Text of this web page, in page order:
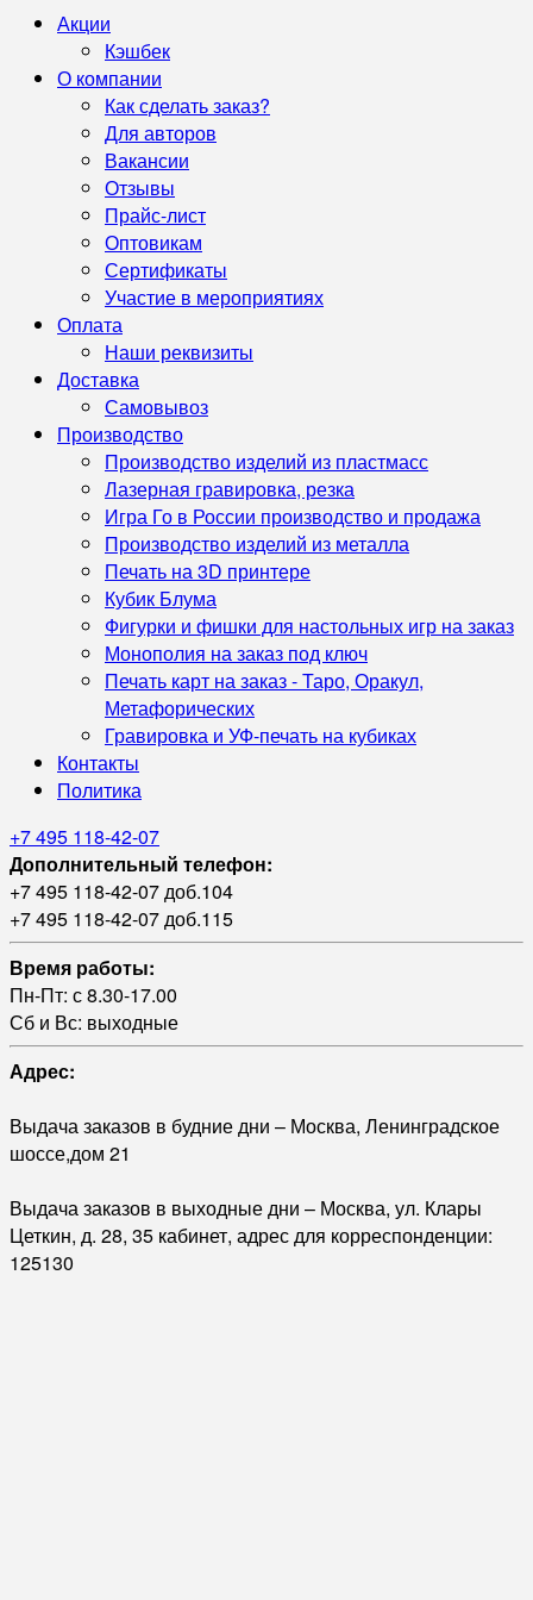
Акции
Кэшбек
О компании
Как сделать заказ?
Для авторов
Вакансии
Отзывы
Прайс-лист
Оптовикам
Сертификаты
Участие в мероприятиях
Оплата
Наши реквизиты
Доставка
Самовывоз
Производство
Производство изделий из пластмасс
Лазерная гравировка, резка
Игра Го в России производство и продажа
Производство изделий из металла
Печать на 3D принтере
Кубик Блума
Фигурки и фишки для настольных игр на заказ
Монополия на заказ под ключ
Печать карт на заказ - Таро, Оракул,
Метафорических
Гравировка и УФ‑печать на кубиках
Контакты
Политика
+7 495 118-42-07
Дополнительный телефон:
+7 495 118-42-07 доб.104
+7 495 118-42-07 доб.115
Время работы:
Пн-Пт: с 8.30-17.00
Сб и Вс: выходные
Адрес:
Выдача заказов в будние дни – Москва, Ленинградское
шоссе,дом 21
Выдача заказов в выходные дни – Москва, ул. Клары
Цеткин, д. 28, 35 кабинет, адрес для корреспонденции:
125130